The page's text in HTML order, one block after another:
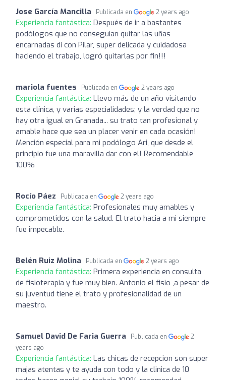
Jose García Mancilla Publicada en 2 years ago
Experiencia fantástica: Después de ir a bastantes
podólogos que no conseguian quitar las uñas
encarnadas di con Pilar, super delicada y cuidadosa
haciendo el trabajo, logró quitarlas por fin!!!
mariola fuentes Publicada en 2 years ago
Experiencia fantástica: Llevo más de un año visitando
esta clínica, y varias especialidades; y la verdad que no
hay otra igual en Granada... su trato tan profesional y
amable hace que sea un placer venir en cada ocasión!
Mención especial para mi podólogo Ari, que desde el
principio fue una maravilla dar con el! Recomendable
100%
Rocío Páez Publicada en 2 years ago
Experiencia fantástica: Profesionales muy amables y
comprometidos con la salud. El trato hacia a mi siempre
fue impecable.
Belén Ruiz Molina Publicada en 2 years ago
Experiencia fantástica: Primera experiencia en consulta
de fisioterapia y fue muy bien. Antonio el fisio ,a pesar de
su juventud tiene el trato y profesionalidad de un
maestro.
Samuel David De Faria Guerra Publicada en
2
years ago
Experiencia fantástica: Las chicas de recepcion son super
majas atentas y te ayuda con todo y la clinica de 10